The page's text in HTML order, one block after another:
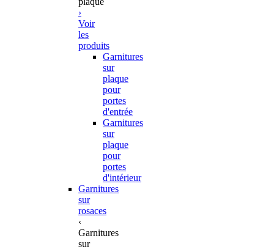
›
Voir
les
produits
Garnitures
sur
plaque
pour
portes
d'entrée
Garnitures
sur
plaque
pour
portes
d'intérieur
Garnitures
sur
rosaces
‹
Garnitures
sur